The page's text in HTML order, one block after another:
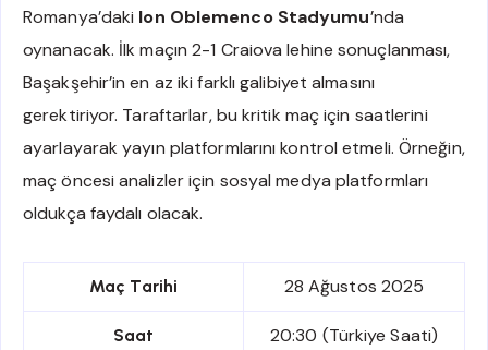
Romanya’daki Ion Oblemenco Stadyumu’nda
oynanacak. İlk maçın 2-1 Craiova lehine sonuçlanması,
Başakşehir’in en az iki farklı galibiyet almasını
gerektiriyor. Taraftarlar, bu kritik maç için saatlerini
ayarlayarak yayın platformlarını kontrol etmeli. Örneğin,
maç öncesi analizler için sosyal medya platformları
oldukça faydalı olacak.
Maç Tarihi 28 Ağustos 2025
Saat 20:30 (Türkiye Saati)